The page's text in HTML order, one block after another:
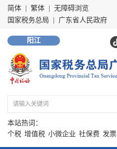
简体 繁体
无障碍浏览
国家税务总局
广东省人民政府
阳江
本站热词：
个税 增值税 小微企业 社保费 发票